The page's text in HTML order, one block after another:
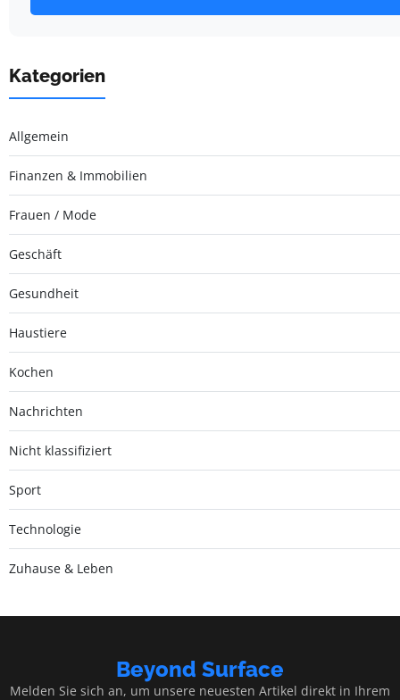
Kategorien
Allgemein
Finanzen & Immobilien
Frauen / Mode
Geschäft
Gesundheit
Haustiere
Kochen
Nachrichten
Nicht klassifiziert
Sport
Technologie
Zuhause & Leben
Beyond Surface
Melden Sie sich an, um unsere neuesten Artikel direkt in Ihrem